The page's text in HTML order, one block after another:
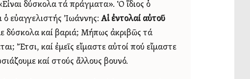
δύσκολα τά πράγματα». Ὁ ἴδιος ὁ
ὁ εὐαγγελιστής Ἰωάννης: Αἱ ἐντολαί αὐτοῦ
δύσκολα καί βαριά; Μήπως ἀκριβῶς τά
Ἔτσι, καί ἐμεῖς εἴμαστε αὐτοί πού εἴμαστε
καί στούς ἄλλους βουνό.